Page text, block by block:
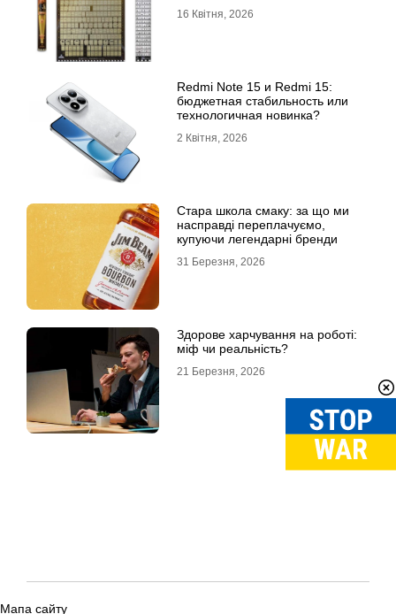
16 Квітня, 2026
Redmi Note 15 и Redmi 15:
бюджетная стабильность или
технологичная новинка?
2 Квітня, 2026
Стара школа смаку: за що ми
насправді переплачуємо,
купуючи легендарні бренди
31 Березня, 2026
Здорове харчування на роботі:
міф чи реальність?
21 Березня, 2026
Мапа сайту